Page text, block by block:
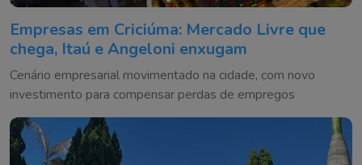
Empresas em Criciúma: Mercado Livre que
chega, Itaú e Angeloni enxugam
Cenário empresarial movimentado na cidade, com novo
investimento para compensar perdas de empregos